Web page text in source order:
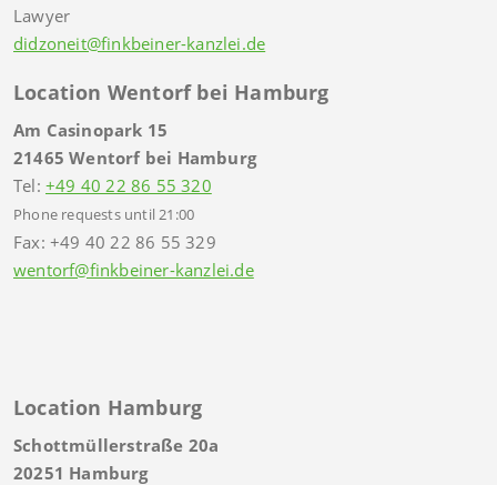
Lawyer
didzoneit@finkbeiner-kanzlei.de
Location Wentorf bei Hamburg
Am Casinopark 15
21465 Wentorf bei Hamburg
Tel: +49 40 22 86 55 320
Phone requests until 21:00
Fax: +49 40 22 86 55 329
wentorf@finkbeiner-kanzlei.de
Location Hamburg
Schottmüllerstraße 20a
20251 Hamburg